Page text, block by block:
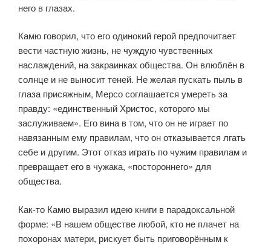
него в глазах.
Камю говорил, что его одинокий герой предпочитает
вести частную жизнь, не чуждую чувственных
наслаждений, на закраинках общества. Он влюблён в
солнце и не выносит теней. Не желая пускать пыль в
глаза присяжным, Мерсо соглашается умереть за
правду: «единственный Христос, которого мы
заслуживаем». Его вина в том, что он не играет по
навязанным ему правилам, что он отказывается лгать
себе и другим. Этот отказ играть по чужим правилам и
превращает его в чужака, «постороннего» для
общества.
Как-то Камю выразил идею книги в парадоксальной
форме: «В нашем обществе любой, кто не плачет на
похоронах матери, рискует быть приговорённым к